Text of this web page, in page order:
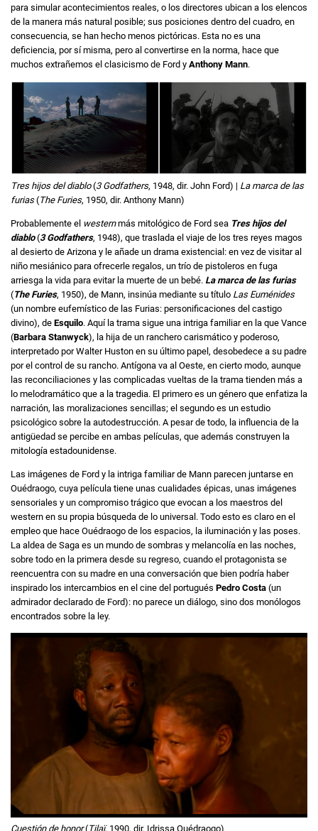
para simular acontecimientos reales, o los directores ubican a los elencos
de la manera más natural posible; sus posiciones dentro del cuadro, en
consecuencia, se han hecho menos pictóricas. Esta no es una
deficiencia, por sí misma, pero al convertirse en la norma, hace que
muchos extrañemos el clasicismo de Ford y Anthony Mann.
Tres hijos del diablo(3 Godfathers, 1948, dir. John Ford) | La marca de las
furias(The Furies, 1950, dir. Anthony Mann)
Probablemente el westernmás mitológico de Ford sea Tres hijos del
diablo(3 Godfathers, 1948), que traslada el viaje de los tres reyes magos
al desierto de Arizona y le añade un drama existencial: en vez de visitar al
niño mesiánico para ofrecerle regalos, un trío de pistoleros en fuga
arriesga la vida para evitar la muerte de un bebé. La marca de las furias
(The Furies, 1950), de Mann, insinúa mediante su título Las Euménides
(un nombre eufemístico de las Furias: personificaciones del castigo
divino), de Esquilo. Aquí la trama sigue una intriga familiar en la que Vance
(Barbara Stanwyck), la hija de un ranchero carismático y poderoso,
interpretado por Walter Huston en su último papel, desobedece a su padre
por el control de su rancho. Antígona va al Oeste, en cierto modo, aunque
las reconciliaciones y las complicadas vueltas de la trama tienden más a
lo melodramático que a la tragedia. El primero es un género que enfatiza la
narración, las moralizaciones sencillas; el segundo es un estudio
psicológico sobre la autodestrucción. A pesar de todo, la influencia de la
antigüedad se percibe en ambas películas, que además construyen la
mitología estadounidense.
Las imágenes de Ford y la intriga familiar de Mann parecen juntarse en
Ouédraogo, cuya película tiene unas cualidades épicas, unas imágenes
sensoriales y un compromiso trágico que evocan a los maestros del
western en su propia búsqueda de lo universal. Todo esto es claro en el
empleo que hace Ouédraogo de los espacios, la iluminación y las poses.
La aldea de Saga es un mundo de sombras y melancolía en las noches,
sobre todo en la primera desde su regreso, cuando el protagonista se
reencuentra con su madre en una conversación que bien podría haber
inspirado los intercambios en el cine del portugués Pedro Costa (un
admirador declarado de Ford): no parece un diálogo, sino dos monólogos
encontrados sobre la ley.
Cuestión de honor(Tilaï, 1990, dir. Idrissa Ouédraogo)